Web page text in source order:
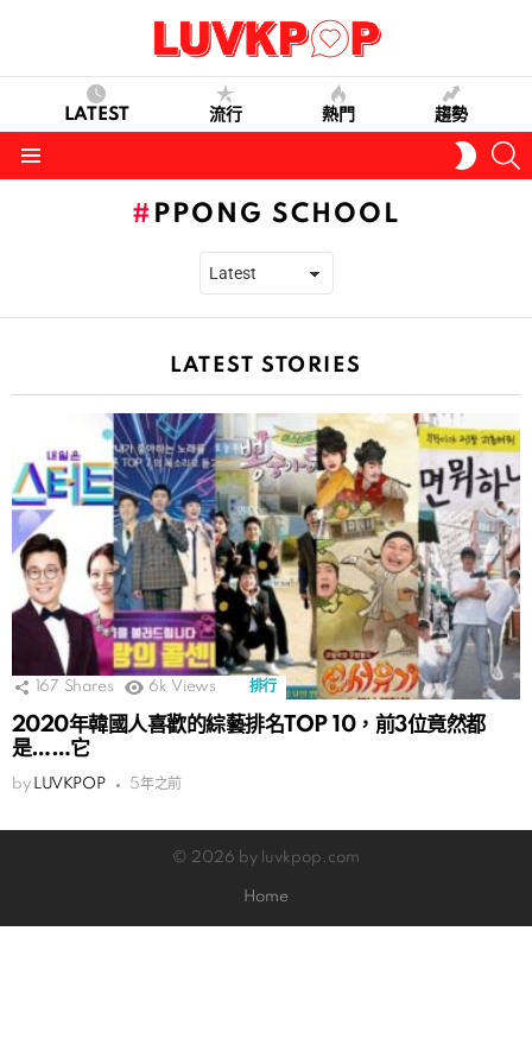
LATEST 流行 熱門 趨勢
SKIN
PPONG SCHOOL
LATEST STORIES
167 Shares 6k Views 排行
2020年韓國人喜歡的綜藝排名TOP 10，前3位竟然都
是……它
by LUVKPOP 5年之前
© 2026 by luvkpop.com
Home